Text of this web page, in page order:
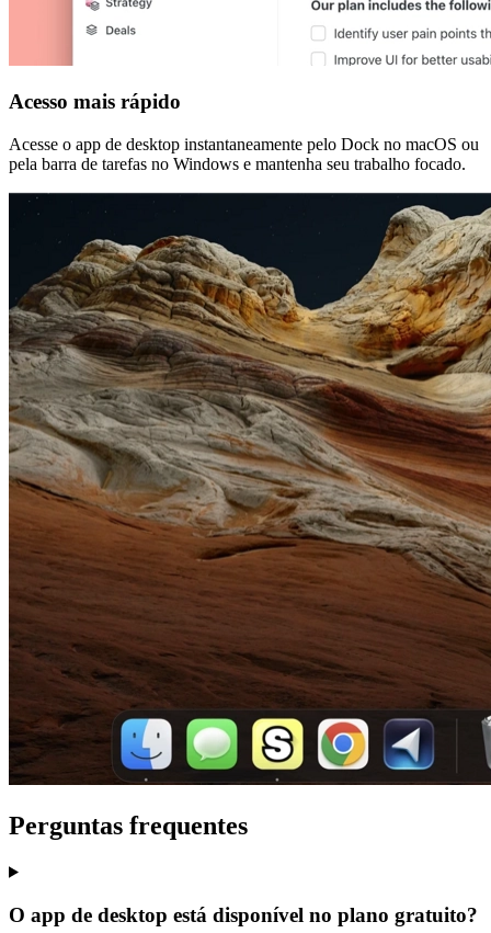
Acesso mais rápido
Acesse o app de desktop instantaneamente pelo Dock no macOS ou
pela barra de tarefas no Windows e mantenha seu trabalho focado.
Perguntas frequentes
O app de desktop está disponível no plano gratuito?